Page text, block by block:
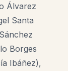
Álvarez
Santa
Borges
Ibáñez),